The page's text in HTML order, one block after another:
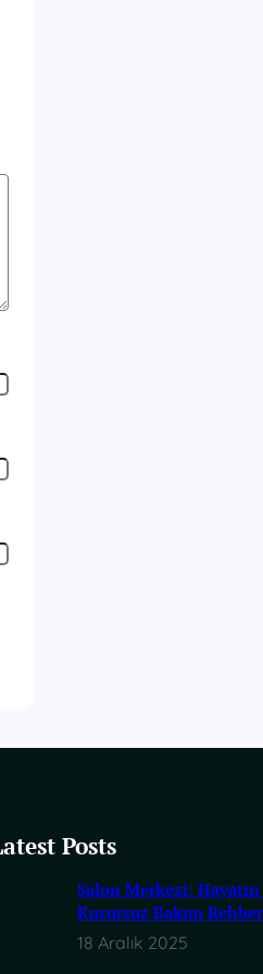
Posts
Salon Merkezi:
Kusursuz Bakım
18 Aralık 2025